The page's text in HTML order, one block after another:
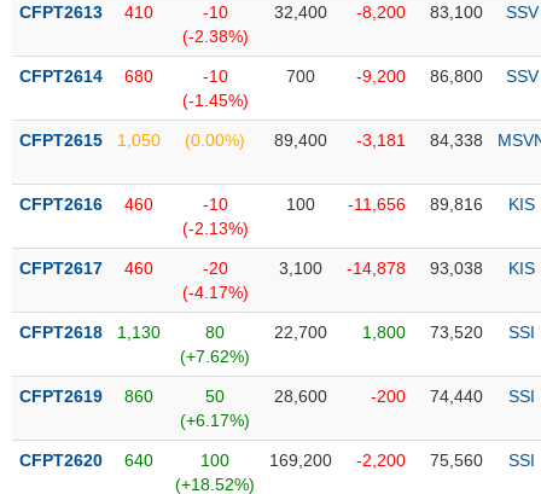
Giao
Tài
Phân
kỹ
Hồ
doanh
nghiệp
Tin
tức
kiện
CFPT2613 410
-10
(-2.38%)
32,400 -8,200 83,100 SSV
CFPT2614 680
-10
(-1.45%)
700 -9,200 86,800 SSV
CFPT2615 1,050 (0.00%) 89,400 -3,181 84,338
CFPT2616 460
-10
(-2.13%)
100 -11,656 89,816 KIS
CFPT2617 460
-20
(-4.17%)
3,100 -14,878 93,038 KIS
CFPT2618 1,130
80
(+7.62%)
22,700 1,800 73,520 SSI
CFPT2619 860
50
(+6.17%)
28,600 -200 74,440 SSI
CFPT2620 640
100
(+18.52%)
169,200 -2,200 75,560 SSI
NĂNG
LƯỢNG
NGUYÊN
LIỆU
CÔNG
NGHIỆP